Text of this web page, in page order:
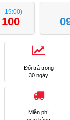
- 19:00)
Đổi trả trong
30 ngày
Miễn phí